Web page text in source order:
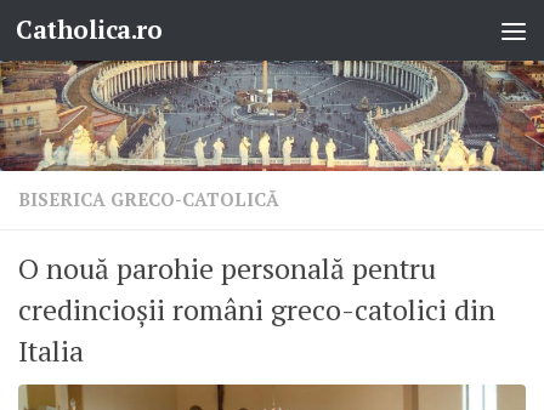
Skip to content
Catholica.ro
BISERICA GRECO-CATOLICĂ
O nouă parohie personală pentru
credincioșii români greco-catolici din
Italia